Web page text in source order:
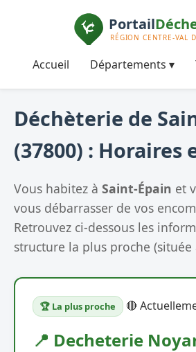
Accueil Départements ▾
Déchèterie de
(37800) : Horaires
Vous habitez à Saint-Épain et
vous débarrasser de vos
Retrouvez ci-dessous les
structure la plus proche (située
🏆 La plus proche 🔴
📍 Decheterie